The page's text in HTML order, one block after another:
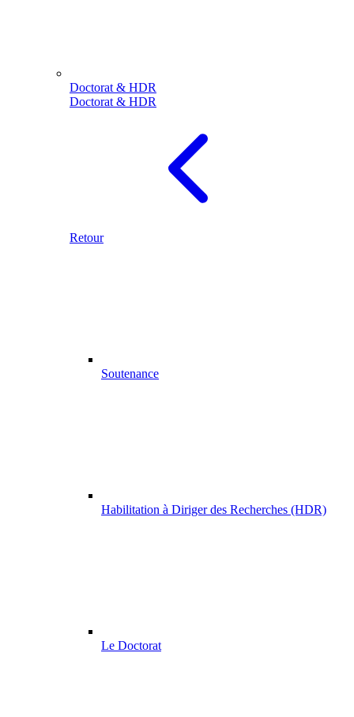
Doctorat & HDR
Doctorat & HDR
Retour
Soutenance
Habilitation à Diriger des Recherches (HDR)
Le Doctorat